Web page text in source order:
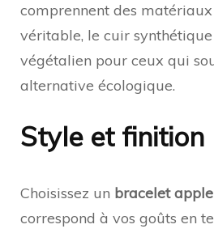
comprennent des
véritable, le cuir
végétalien pour ceux qui
alternative écologique.
Style et finition
Choisissez un bracelet
correspond à vos goûts en